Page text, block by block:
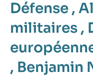
Défense ,
militaires ,
, Benjamin